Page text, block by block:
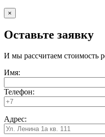
×
Оставьте заявку
И мы рассчитаем стоимость
Имя:
Телефон:
Адрес: